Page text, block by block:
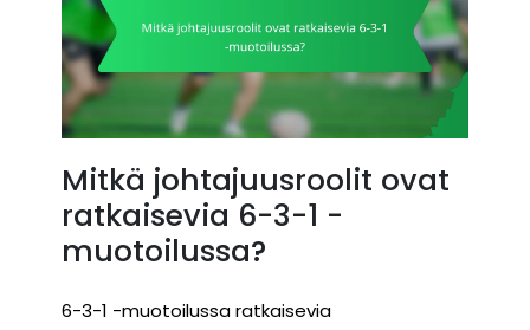
Mitkä johtajuusroolit ovat
ratkaisevia 6-3-1 -
muotoilussa?
6-3-1 -muotoilussa ratkaisevia